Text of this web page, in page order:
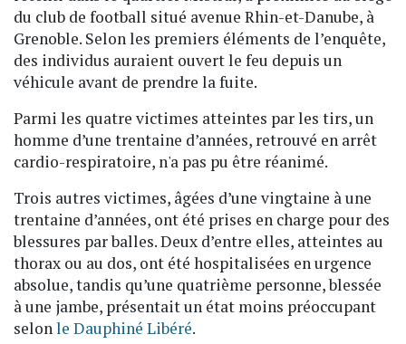
du club de football situé avenue Rhin-et-Danube, à
Grenoble. Selon les premiers éléments de l’enquête,
des individus auraient ouvert le feu depuis un
véhicule avant de prendre la fuite.
Parmi les quatre victimes atteintes par les tirs, un
homme d’une trentaine d’années, retrouvé en arrêt
cardio-respiratoire, n'a pas pu être réanimé.
Trois autres victimes, âgées d’une vingtaine à une
trentaine d’années, ont été prises en charge pour des
blessures par balles. Deux d’entre elles, atteintes au
thorax ou au dos, ont été hospitalisées en urgence
absolue, tandis qu’une quatrième personne, blessée
à une jambe, présentait un état moins préoccupant
selonle Dauphiné Libéré.